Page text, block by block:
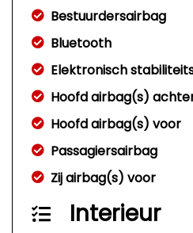
Bestuurdersairbag
Bluetooth
Elektronisch
Hoofd airbag(s)
Hoofd airbag(s) voor
Passagiersairbag
Zij airbag(s) voor
Interieur